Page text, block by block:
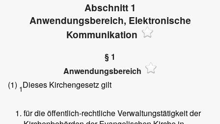
Abschnitt 1
Anwendungsbereich, Elektronische
Kommunikation
§ 1
Anwendungsbereich
(1) 1Dieses Kirchengesetz gilt
für die öffentlich-rechtliche Verwaltungstätigkeit der